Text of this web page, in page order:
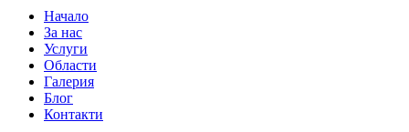
Начало
За нас
Услуги
Области
Галерия
Блог
Контакти